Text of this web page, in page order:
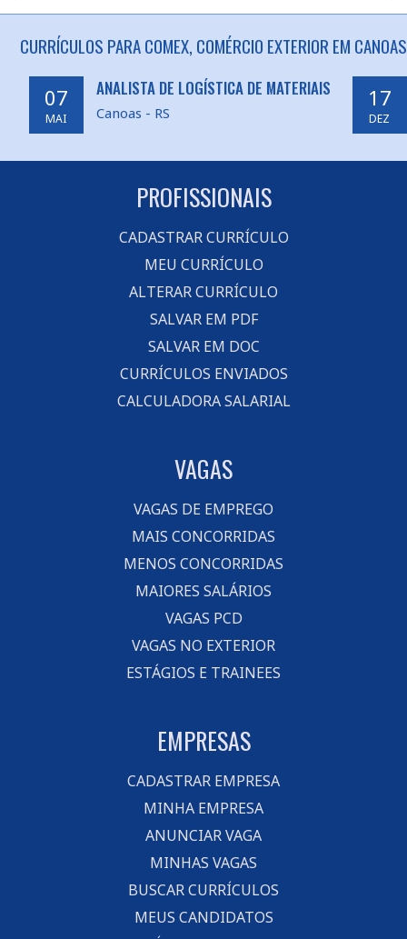
CURRÍCULOS PARA COMEX, COMÉRCIO EXTERIOR EM
07
MAI
ANALISTA DE LOGÍSTICA DE MATERIAIS
Canoas - RS
17
DEZ
PROFISSIONAIS
CADASTRAR CURRÍCULO
MEU CURRÍCULO
ALTERAR CURRÍCULO
SALVAR EM PDF
SALVAR EM DOC
CURRÍCULOS ENVIADOS
CALCULADORA SALARIAL
VAGAS
VAGAS DE EMPREGO
MAIS CONCORRIDAS
MENOS CONCORRIDAS
MAIORES SALÁRIOS
VAGAS PCD
VAGAS NO EXTERIOR
ESTÁGIOS E TRAINEES
EMPRESAS
CADASTRAR EMPRESA
MINHA EMPRESA
ANUNCIAR VAGA
MINHAS VAGAS
BUSCAR CURRÍCULOS
MEUS CANDIDATOS